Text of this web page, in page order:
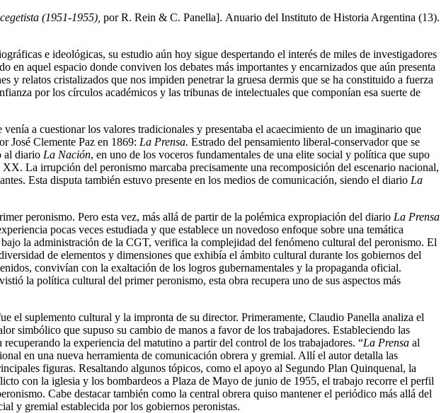
(1951-1955) por R. Rein & C. Panella]. Anuario del Instituto de Historia Argentina (13).
e ideológicas, su estudio aún hoy sigue despertando el interés de miles de investigadores
aquel espacio donde conviven los debates más importantes y encarnizados que aún presenta
y relatos cristalizados que nos impiden penetrar la gruesa dermis que se ha constituido a fuerza
por los círculos académicos y las tribunas de intelectuales que componían esa suerte de
a cuestionar los valores tradicionales y presentaba el acaecimiento de un imaginario que
José Clemente Paz en 1869: La Prensa. Estrado del pensamiento liberal-conservador que se
al diario La Nación, en uno de los voceros fundamentales de una elite social y política que supo
La irrupción del peronismo marcaba precisamente una recomposición del escenario nacional,
Esta disputa también estuvo presente en los medios de comunicación, siendo el diario La
peronismo. Pero esta vez, más allá de partir de la polémica expropiación del diario La Prensa
pocas veces estudiada y que establece un novedoso enfoque sobre una temática
la administración de la CGT, verifica la complejidad del fenómeno cultural del peronismo. El
de elementos y dimensiones que exhibía el ámbito cultural durante los gobiernos del
convivían con la exaltación de los logros gubernamentales y la propaganda oficial.
la política cultural del primer peronismo, esta obra recupera uno de sus aspectos más
el suplemento cultural y la impronta de su director. Primeramente, Claudio Panella analiza el
simbólico que supuso su cambio de manos a favor de los trabajadores. Estableciendo las
la experiencia del matutino a partir del control de los trabajadores. “La Prensa al
en una nueva herramienta de comunicación obrera y gremial. Allí el autor detalla las
figuras. Resaltando algunos tópicos, como el apoyo al Segundo Plan Quinquenal, la
con la iglesia y los bombardeos a Plaza de Mayo de junio de 1955, el trabajo recorre el perfil
Cabe destacar también como la central obrera quiso mantener el periódico más allá del
y gremial establecida por los gobiernos peronistas.